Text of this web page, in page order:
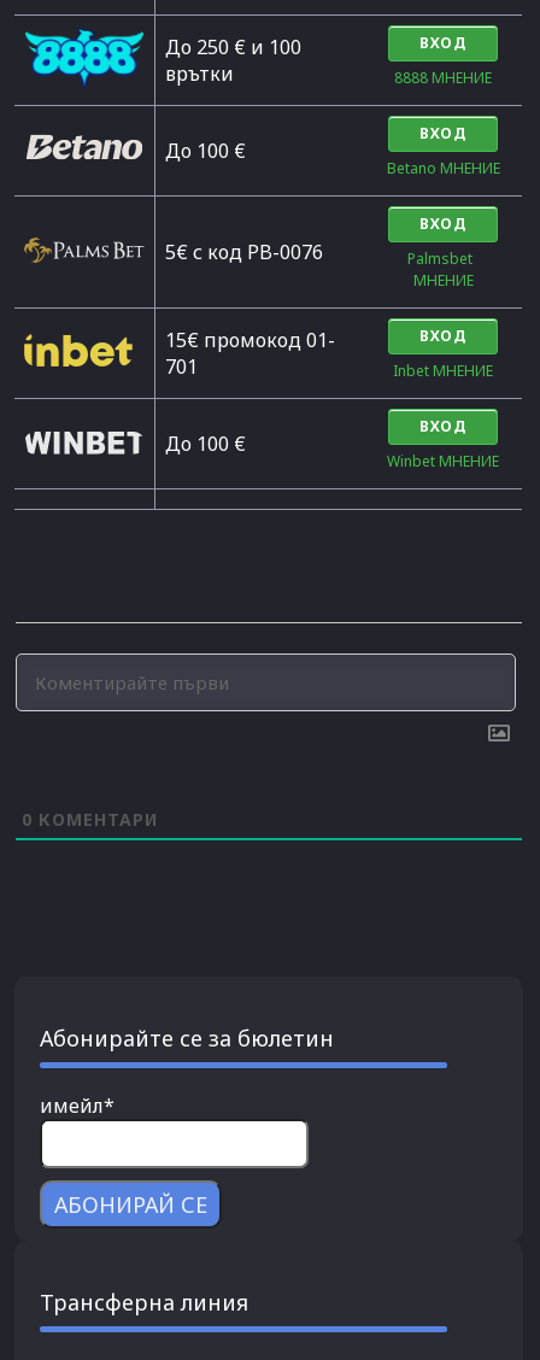
До 250 € и 100
врътки
ВХОД
8888 МНЕНИЕ
Дo 100 €
ВХОД
Betano МНЕНИЕ
5€ с код PB-0076
ВХОД
Palmsbet
МНЕНИЕ
15€ промокод 01-
701
ВХОД
Inbet МНЕНИЕ
До 100 €
ВХОД
Winbet МНЕНИЕ
0 КОМЕНТАРИ
Абонирайте се за бюлетин
имейл*
Трансферна линия